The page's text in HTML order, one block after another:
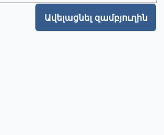
Ավելացնել զամբյուղին